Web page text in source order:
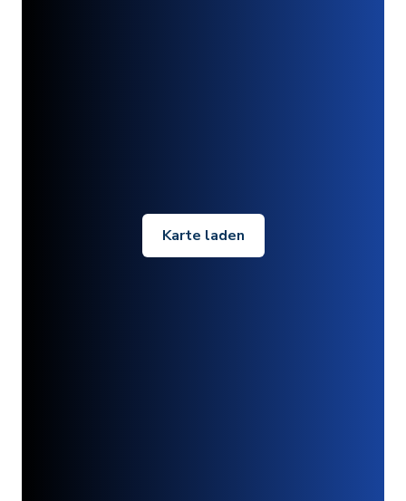
Karte laden